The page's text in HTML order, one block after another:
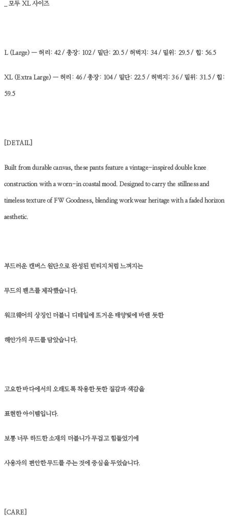
_ 모두 XL 사이즈
L (Large) — 허리: 42 / 총장: 102 / 밑단: 20.5 / 허벅지: 34 / 밑위: 29.5 / 힙: 56.5
XL (Extra Large)— 허리: 46 / 총장: 104 / 밑단: 22.5 / 허벅지: 36 / 밑위: 31.5 / 힙:
59.5
[DETAIL]
Built from durable canvas, these pants feature a vintage-inspired double knee
construction with a worn-in coastal mood. Designed to carry the stillness and
timeless texture of FW Goodness, blending workwear heritage with a faded horizon
aesthetic.
부드러운 캔버스 원단으로 완성된 빈티지처럼 느껴지는
무드의 팬츠를 제작했습니다.
워크웨어의 상징인 더블니 디테일에 뜨거운 태양빛에 바랜 듯한
해안가의 무드를 담았습니다.
고요한 바다에서의 오래도록 착용한 듯한 질감과 색감을
표현한 아이템입니다.
보통 너무 하드한 소재의 더블니가 무겁고 힘들었기에
사용자의 편안한 무드를 주는 것에 중심을 두었습니다.
[CARE]